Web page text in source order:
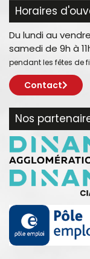
Horaires
Du lundi au
samedi de 9h à
pendant les fêtes de
Contact
Nos